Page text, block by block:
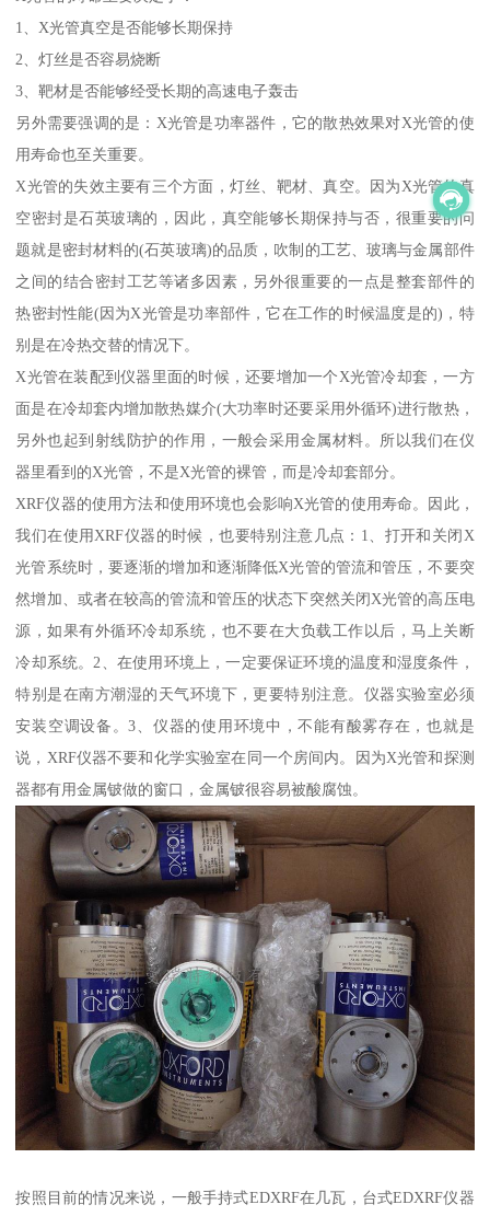
1、X光管真空是否能够长期保持
2、灯丝是否容易烧断
3、靶材是否能够经受长期的高速电子轰击
另外需要强调的是：X光管是功率器件，它的散热效果对X光管的使
用寿命也至关重要。
X光管的失效主要有三个方面，灯丝、靶材、真空。因为X光管的真
空密封是石英玻璃的，因此，真空能够长期保持与否，很重要的问
题就是密封材料的(石英玻璃)的品质，吹制的工艺、玻璃与金属部件
之间的结合密封工艺等诸多因素，另外很重要的一点是整套部件的
热密封性能(因为X光管是功率部件，它在工作的时候温度是的)，特
别是在冷热交替的情况下。
X光管在装配到仪器里面的时候，还要增加一个X光管冷却套，一方
面是在冷却套内增加散热媒介(大功率时还要采用外循环)进行散热，
另外也起到射线防护的作用，一般会采用金属材料。所以我们在仪
器里看到的X光管，不是X光管的裸管，而是冷却套部分。
XRF仪器的使用方法和使用环境也会影响X光管的使用寿命。因此，
我们在使用XRF仪器的时候，也要特别注意几点：1、打开和关闭X
光管系统时，要逐渐的增加和逐渐降低X光管的管流和管压，不要突
然增加、或者在较高的管流和管压的状态下突然关闭X光管的高压电
源，如果有外循环冷却系统，也不要在大负载工作以后，马上关断
冷却系统。2、在使用环境上，一定要保证环境的温度和湿度条件，
特别是在南方潮湿的天气环境下，更要特别注意。仪器实验室必须
安装空调设备。3、仪器的使用环境中，不能有酸雾存在，也就是
说，XRF仪器不要和化学实验室在同一个房间内。因为X光管和探测
器都有用金属铍做的窗口，金属铍很容易被酸腐蚀。
按照目前的情况来说，一般手持式EDXRF在几瓦，台式EDXRF仪器